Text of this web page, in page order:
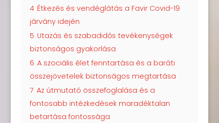
4 Étkezés és vendéglátás a Favir Covid-19
járvány idején
5 Utazás és szabadidős tevékenységek
biztonságos gyakorlása
6 A szociális élet fenntartása és a baráti
összejövetelek biztonságos megtartása
7 Az útmutató összefoglalása és a
fontosabb intézkedések maradéktalan
betartása fontossága